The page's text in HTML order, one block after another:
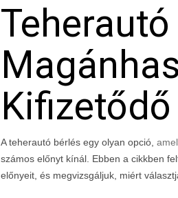
A teherautó bérlés egy olyan opció,
számos előnyt kínál. Ebben a cikkben
előnyeit, és megvizsgáljuk, miért